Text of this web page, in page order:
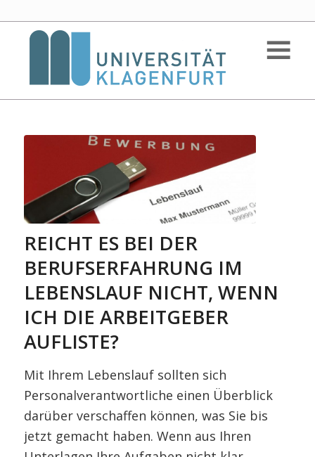
REICHT ES BEI DER
BERUFSERFAHRUNG IM
LEBENSLAUF NICHT, WENN
ICH DIE ARBEITGEBER
AUFLISTE?
Mit Ihrem Lebenslauf sollten sich
Personalverantwortliche einen Überblick
darüber verschaffen können, was Sie bis
jetzt gemacht haben. Wenn aus Ihren